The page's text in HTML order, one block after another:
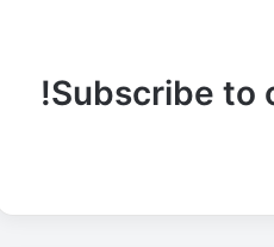
Subscribe to